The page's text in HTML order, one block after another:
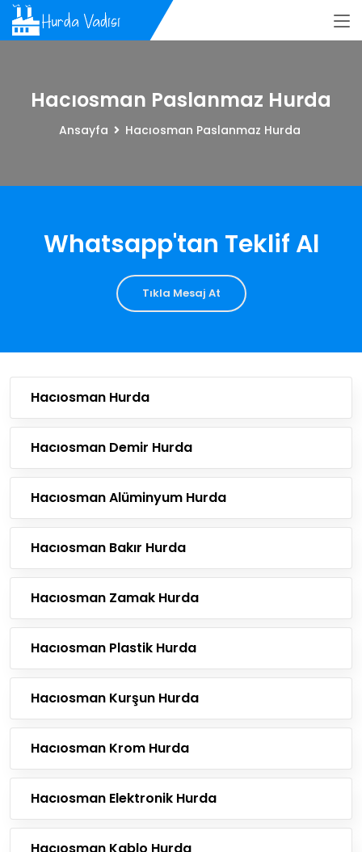
Hacıosman Paslanmaz Hurda
Ansayfa Hacıosman Paslanmaz Hurda
Whatsapp'tan Teklif Al
Tıkla Mesaj At
Hacıosman Hurda
Hacıosman Demir Hurda
Hacıosman Alüminyum Hurda
Hacıosman Bakır Hurda
Hacıosman Zamak Hurda
Hacıosman Plastik Hurda
Hacıosman Kurşun Hurda
Hacıosman Krom Hurda
Hacıosman Elektronik Hurda